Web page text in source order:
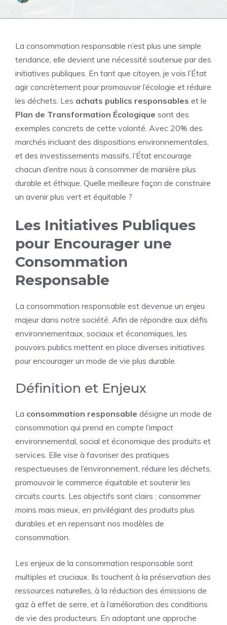
La consommation responsable n’est plus une simple
tendance, elle devient une nécessité soutenue par des
initiatives publiques. En tant que citoyen, je vois l’État
agir concrètement pour promouvoir l’écologie et réduire
les déchets. Les achats publics responsables et le
Plan de Transformation Écologique sont des
exemples concrets de cette volonté. Avec 20% des
marchés incluant des dispositions environnementales,
et des investissements massifs, l’État encourage
chacun d’entre nous à consommer de manière plus
durable et éthique. Quelle meilleure façon de construire
un avenir plus vert et équitable ?
Les Initiatives Publiques
pour Encourager une
Consommation
Responsable
La consommation responsable est devenue un enjeu
majeur dans notre société. Afin de répondre aux défis
environnementaux, sociaux et économiques, les
pouvoirs publics mettent en place diverses initiatives
pour encourager un mode de vie plus durable.
Définition et Enjeux
La consommation responsable désigne un mode de
consommation qui prend en compte l’impact
environnemental, social et économique des produits et
services. Elle vise à favoriser des pratiques
respectueuses de l’environnement, réduire les déchets,
promouvoir le commerce équitable et soutenir les
circuits courts. Les objectifs sont clairs : consommer
moins mais mieux, en privilégiant des produits plus
durables et en repensant nos modèles de
consommation.
Les enjeux de la consommation responsable sont
multiples et cruciaux. Ils touchent à la préservation des
ressources naturelles, à la réduction des émissions de
gaz à effet de serre, et à l’amélioration des conditions
de vie des producteurs. En adoptant une approche